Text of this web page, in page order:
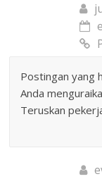
Postingan yang
Anda
Teruskan